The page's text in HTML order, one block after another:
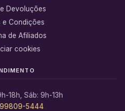
Devoluções
e Condições
de Afiliados
cookies
18h, Sáb: 9h-13h
5444